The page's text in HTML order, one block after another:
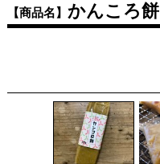
【商品名】 かんころ餅